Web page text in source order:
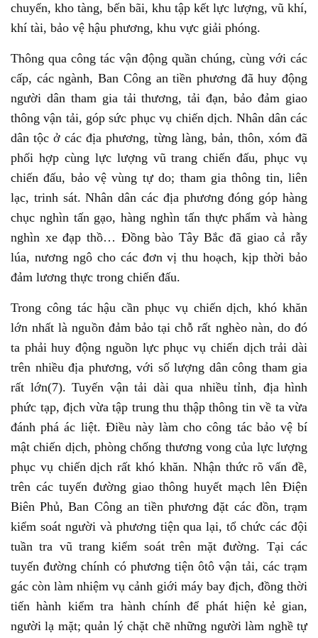
chuyển, kho tàng, bến bãi, khu tập kết lực lượng, vũ khí,
khí tài, bảo vệ hậu phương, khu vực giải phóng.
Thông qua công tác vận động quần chúng, cùng với các
cấp, các ngành, Ban Công an tiền phương đã huy động
người dân tham gia tải thương, tải đạn, bảo đảm giao
thông vận tải, góp sức phục vụ chiến dịch. Nhân dân các
dân tộc ở các địa phương, từng làng, bản, thôn, xóm đã
phối hợp cùng lực lượng vũ trang chiến đấu, phục vụ
chiến đấu, bảo vệ vùng tự do; tham gia thông tin, liên
lạc, trinh sát. Nhân dân các địa phương đóng góp hàng
chục nghìn tấn gạo, hàng nghìn tấn thực phẩm và hàng
nghìn xe đạp thồ… Đồng bào Tây Bắc đã giao cả rẫy
lúa, nương ngô cho các đơn vị thu hoạch, kịp thời bảo
đảm lương thực trong chiến đấu.
Trong công tác hậu cần phục vụ chiến dịch, khó khăn
lớn nhất là nguồn đảm bảo tại chỗ rất nghèo nàn, do đó
ta phải huy động nguồn lực phục vụ chiến dịch trải dài
trên nhiều địa phương, với số lượng dân công tham gia
rất lớn(7). Tuyến vận tải dài qua nhiều tỉnh, địa hình
phức tạp, địch vừa tập trung thu thập thông tin về ta vừa
đánh phá ác liệt. Điều này làm cho công tác bảo vệ bí
mật chiến dịch, phòng chống thương vong của lực lượng
phục vụ chiến dịch rất khó khăn. Nhận thức rõ vấn đề,
trên các tuyến đường giao thông huyết mạch lên Điện
Biên Phủ, Ban Công an tiền phương đặt các đồn, trạm
kiểm soát người và phương tiện qua lại, tổ chức các đội
tuần tra vũ trang kiểm soát trên mặt đường. Tại các
tuyến đường chính có phương tiện ôtô vận tải, các trạm
gác còn làm nhiệm vụ cảnh giới máy bay địch, đồng thời
tiến hành kiểm tra hành chính để phát hiện kẻ gian,
người lạ mặt; quản lý chặt chẽ những người làm nghề tự